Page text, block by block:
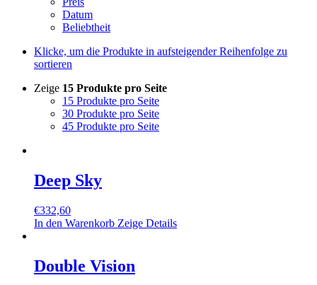
Datum
Beliebtheit
Klicke, um die Produkte in aufsteigender Reihenfolge zu
sortieren
Zeige 15 Produkte pro Seite
15 Produkte pro Seite
30 Produkte pro Seite
45 Produkte pro Seite
Deep Sky
€332,60
In den Warenkorb Zeige Details
Double Vision